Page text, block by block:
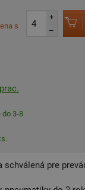
s
do 3-8
+
–
schválená pre